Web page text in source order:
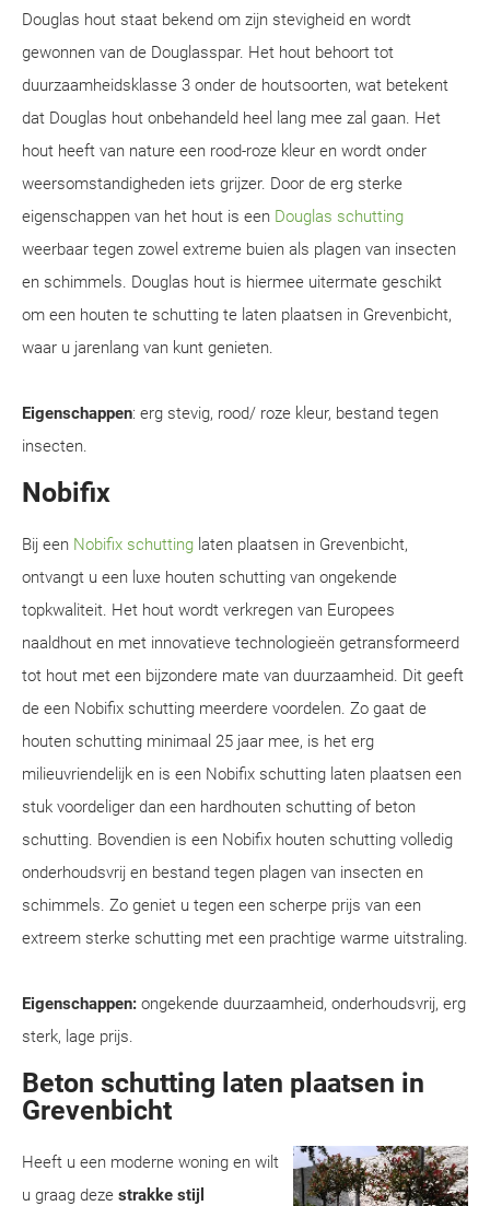
Douglas hout staat bekend om zijn stevigheid en wordt
gewonnen van de Douglasspar. Het hout behoort tot
duurzaamheidsklasse 3 onder de houtsoorten, wat betekent
dat Douglas hout onbehandeld heel lang mee zal gaan. Het
hout heeft van nature een rood-roze kleur en wordt onder
weersomstandigheden iets grijzer. Door de erg sterke
eigenschappen van het hout is een Douglas schutting
weerbaar tegen zowel extreme buien als plagen van insecten
en schimmels. Douglas hout is hiermee uitermate geschikt
om een houten te schutting te laten plaatsen in Grevenbicht,
waar u jarenlang van kunt genieten.
Eigenschappen: erg stevig, rood/ roze kleur, bestand tegen
insecten.
Nobifix
Bij een Nobifix schutting laten plaatsen in Grevenbicht,
ontvangt u een luxe houten schutting van ongekende
topkwaliteit. Het hout wordt verkregen van Europees
naaldhout en met innovatieve technologieën getransformeerd
tot hout met een bijzondere mate van duurzaamheid. Dit geeft
de een Nobifix schutting meerdere voordelen. Zo gaat de
houten schutting minimaal 25 jaar mee, is het erg
milieuvriendelijk en is een Nobifix schutting laten plaatsen een
stuk voordeliger dan een hardhouten schutting of beton
schutting. Bovendien is een Nobifix houten schutting volledig
onderhoudsvrij en bestand tegen plagen van insecten en
schimmels. Zo geniet u tegen een scherpe prijs van een
extreem sterke schutting met een prachtige warme uitstraling.
Eigenschappen: ongekende duurzaamheid, onderhoudsvrij, erg
sterk, lage prijs.
Beton schutting laten plaatsen in
Grevenbicht
Heeft u een moderne woning en wilt
u graag deze strakke stijl